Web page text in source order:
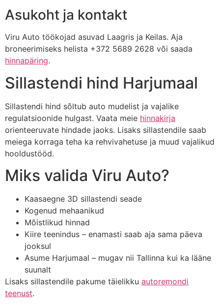
Asukoht ja kontakt
Viru Auto töökojad asuvad Laagris ja Keilas. Aja
broneerimiseks helista +372 5689 2628 või saada
hinnapäring.
Sillastendi hind Harjumaal
Sillastendi hind sõltub auto mudelist ja vajalike
regulatsioonide hulgast. Vaata meie hinnakirja
orienteeruvate hindade jaoks. Lisaks sillastendile saab
meiega korraga teha ka rehvivahetuse ja muud vajalikud
hooldustööd.
Miks valida Viru Auto?
Kaasaegne 3D sillastendi seade
Kogenud mehaanikud
Mõistlikud hinnad
Kiire teenindus – enamasti saab aja sama päeva
jooksul
Asume Harjumaal – mugav nii Tallinna kui ka lääne
suunalt
Lisaks sillastendile pakume täielikku autoremondi
teenust.